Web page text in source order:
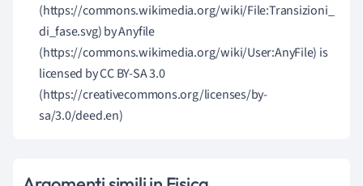
(https://commons.wikimedia.org/wiki/File:Transizioni_
di_fase.svg) by Anyfile
(https://commons.wikimedia.org/wiki/User:AnyFile) is
licensed byCC BY-SA 3.0
(https://creativecommons.org/licenses/by-
sa/3.0/deed.en)